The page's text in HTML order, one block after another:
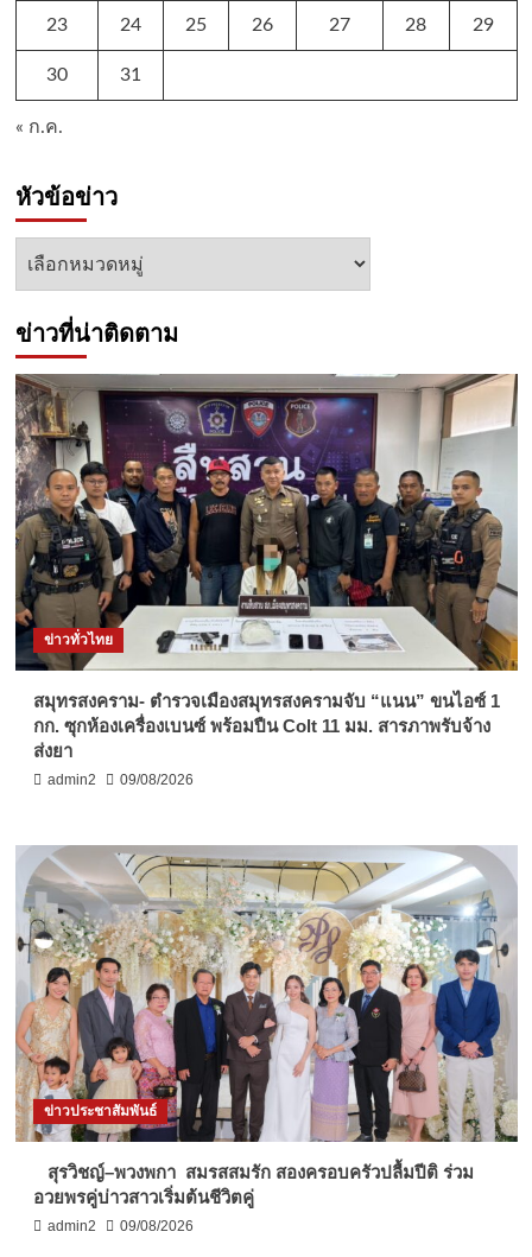
23 24 25 26 27 28 29
30 31
« ก.ค.
หัวข้อข่าว
หัวข้อ
ข่าวที่น่าติดตาม
ข่าวทั่วไทย
สมุทรสงคราม- ตำรวจเมืองสมุทรสงครามจับ “แนน” ขนไอซ์ 1
กก. ซุกห้องเครื่องเบนซ์ พร้อมปืน Colt 11 มม. สารภาพรับจ้าง
ส่งยา
admin2 09/08/2026
ข่าวประชาสัมพันธ์
สุรวิชญ์–พวงพกา สมรสสมรัก สองครอบครัวปลื้มปีติ ร่วม
อวยพรคู่บ่าวสาวเริ่มต้นชีวิตคู่
admin2 09/08/2026